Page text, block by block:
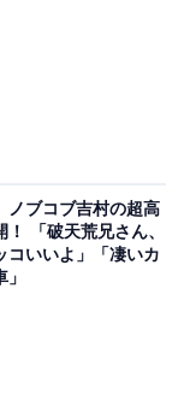
ノブコブ吉村の超高
！ 「破天荒兄さん、
コいいよ」「凄いカ